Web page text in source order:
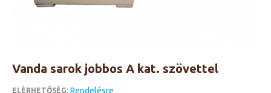
Vanda sarok jobbos A kat. szövettel
ELÉRHETŐSÉG: Rendelésre